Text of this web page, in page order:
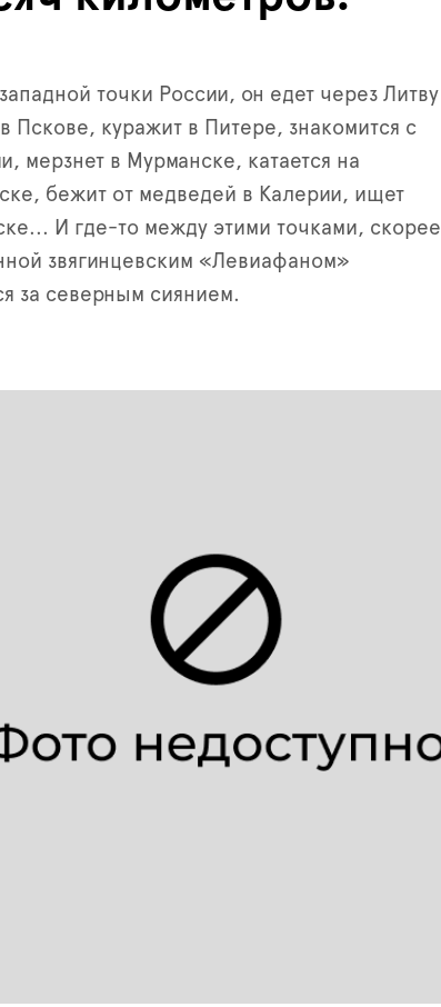
точки России, он едет через Литву
Пскове, куражит в Питере, знакомится с
мерзнет в Мурманске, катается на
бежит от медведей в Калерии, ищет
И где-то между этими точками, скорее
звягинцевским «Левиафаном»
за северным сиянием.